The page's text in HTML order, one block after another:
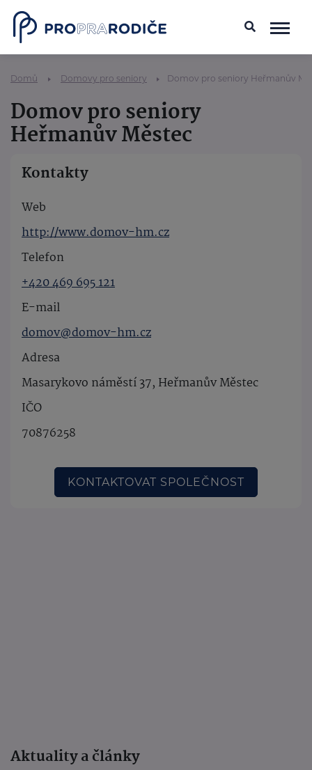
Domů Domovy pro seniory Domov pro seniory Heřmanův
Domov pro seniory
Heřmanův Městec
Kontakty
Web
http://www.domov-hm.cz
Telefon
+420 469 695 121
E-mail
domov@domov-hm.cz
Adresa
Masarykovo náměstí 37, Heřmanův Městec
IČO
70876258
KONTAKTOVAT SPOLEČNOST
Aktuality a články